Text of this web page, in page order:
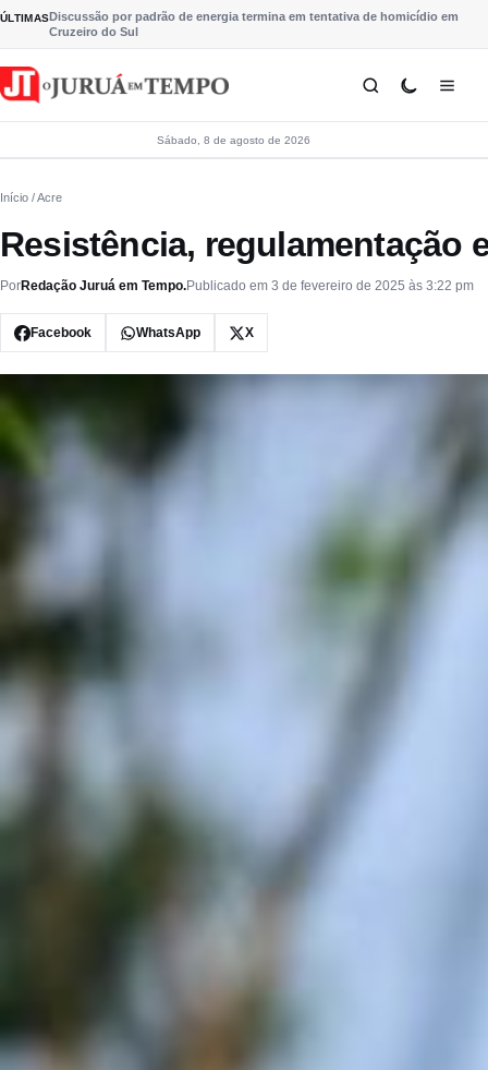
Pular para o conteúdo
ÚLTIMASDiscussão por padrão de energia termina em tentativa de homicídio em
Cruzeiro do Sul
Sábado, 8 de agosto de 2026
Início / Acre
Resistência, regulamentação
PorRedação Juruá em Tempo.Publicado em 3 de fevereiro de 2025 às 3:22 pm
Facebook WhatsApp X